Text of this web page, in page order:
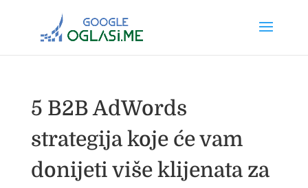
5 B2B AdWords
strategija koje će vam
donijeti više klijenata za